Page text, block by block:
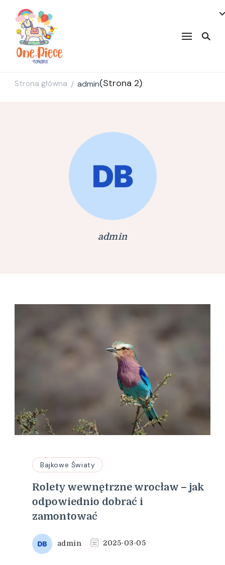
Strona główna / admin(Strona 2)
admin
Bajkowe Światy
Rolety wewnętrzne wrocław – jak
odpowiednio dobrać i
zamontować
admin 2025-03-05